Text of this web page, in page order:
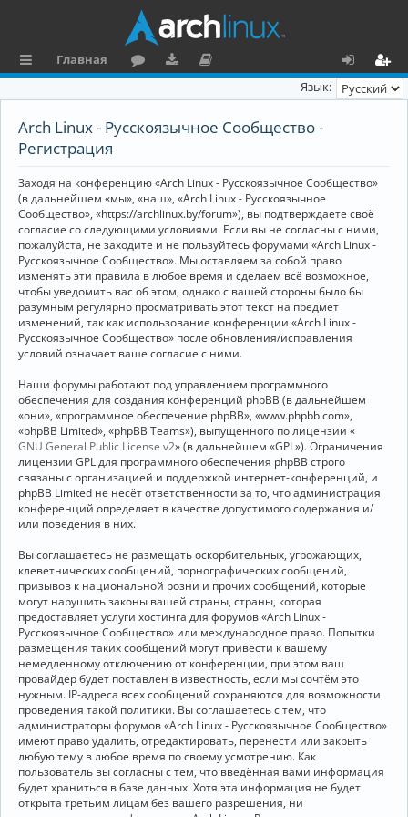
л
и
Главная
н
та
ц
и
я
х
ег
Язык:
Arch Linux - Русскоязычное Сообщество -
Регистрация
Заходя на конференцию «Arch Linux - Русскоязычное Сообщество»
(в дальнейшем «мы», «наш», «Arch Linux - Русскоязычное
Сообщество», «https://archlinux.by/forum»), вы подтверждаете своё
согласие со следующими условиями. Если вы не согласны с ними,
пожалуйста, не заходите и не пользуйтесь форумами «Arch Linux -
Русскоязычное Сообщество». Мы оставляем за собой право
изменять эти правила в любое время и сделаем всё возможное,
чтобы уведомить вас об этом, однако с вашей стороны было бы
разумным регулярно просматривать этот текст на предмет
изменений, так как использование конференции «Arch Linux -
Русскоязычное Сообщество» после обновления/исправления
условий означает ваше согласие с ними.
Наши форумы работают под управлением программного
обеспечения для создания конференций phpBB (в дальнейшем
«они», «программное обеспечение phpBB», «www.phpbb.com»,
«phpBB Limited», «phpBB Teams»), выпущенного по лицензии «
GNU General Public License v2» (в дальнейшем «GPL»). Ограничения
лицензии GPL для программного обеспечения phpBB строго
связаны с организацией и поддержкой интернет-конференций, и
phpBB Limited не несёт ответственности за то, что администрация
конференций определяет в качестве допустимого содержания и/
или поведения в них.
Вы соглашаетесь не размещать оскорбительных, угрожающих,
клеветнических сообщений, порнографических сообщений,
призывов к национальной розни и прочих сообщений, которые
могут нарушить законы вашей страны, страны, которая
предоставляет услуги хостинга для форумов «Arch Linux -
Русскоязычное Сообщество» или международное право. Попытки
размещения таких сообщений могут привести к вашему
немедленному отключению от конференции, при этом ваш
провайдер будет поставлен в известность, если мы сочтём это
нужным. IP-адреса всех сообщений сохраняются для возможности
проведения такой политики. Вы соглашаетесь с тем, что
администраторы форумов «Arch Linux - Русскоязычное Сообщество»
имеют право удалить, отредактировать, перенести или закрыть
любую тему в любое время по своему усмотрению. Как
пользователь вы согласны с тем, что введённая вами информация
будет храниться в базе данных. Хотя эта информация не будет
открыта третьим лицам без вашего разрешения, ни